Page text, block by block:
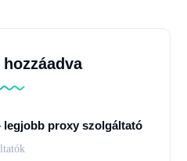
legjobb proxy szolgáltató